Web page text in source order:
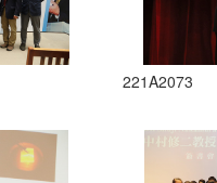
221A2073